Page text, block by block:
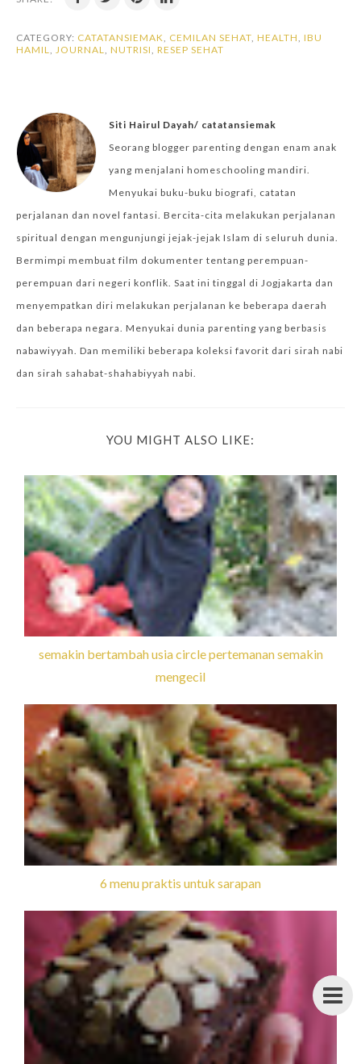
CATEGORY: CATATANSIEMAK, CEMILAN SEHAT, HEALTH, IBU
HAMIL, JOURNAL, NUTRISI, RESEP SEHAT
Siti Hairul Dayah/ catatansiemak
Seorang blogger parenting dengan enam anak
yang menjalani homeschooling mandiri.
Menyukai buku-buku biografi, catatan
perjalanan dan novel fantasi. Bercita-cita melakukan perjalanan
spiritual dengan mengunjungi jejak-jejak Islam di seluruh dunia.
Bermimpi membuat film dokumenter tentang perempuan-
perempuan dari negeri konflik. Saat ini tinggal di Jogjakarta dan
menyempatkan diri melakukan perjalanan ke beberapa daerah
dan beberapa negara. Menyukai dunia parenting yang berbasis
nabawiyyah. Dan memiliki beberapa koleksi favorit dari sirah nabi
dan sirah sahabat-shahabiyyah nabi.
YOU MIGHT ALSO LIKE:
semakin bertambah usia circle pertemanan semakin
mengecil
6 menu praktis untuk sarapan